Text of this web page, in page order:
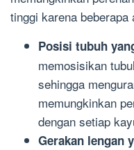
tinggi karena beberapa
Posisi tubuh
memosisikan
sehingga
memungkinkan
dengan setiap
Gerakan lengan